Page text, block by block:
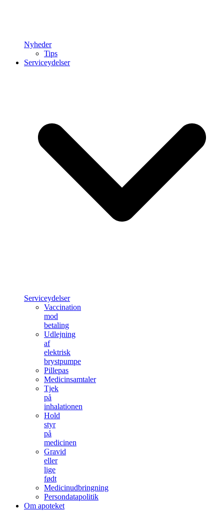
Nyheder
Tips
Serviceydelser
Serviceydelser
Vaccination
mod
betaling
Udlejning
af
elektrisk
brystpumpe
Pillepas
Medicinsamtaler
Tjek
på
inhalationen
Hold
styr
på
medicinen
Gravid
eller
lige
født
Medicinudbringning
Persondatapolitik
Om apoteket